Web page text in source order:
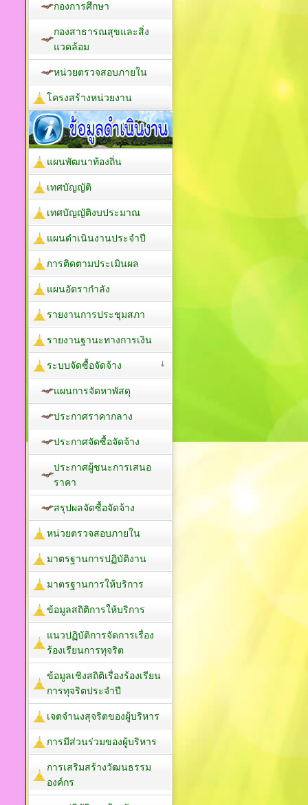
กองการศึกษา
กองสาธารณสุขและสิ่ง
แวดล้อม
หน่วยตรวจสอบภายใน
โครงสร้างหน่วยงาน
แผนพัฒนาท้องถิ่น
เทศบัญญัติ
เทศบัญญัติงบประมาณ
แผนดำเนินงานประจำปี
การติดตามประเมินผล
แผนอัตรากำลัง
รายงานการประชุมสภา
รายงานฐานะทางการเงิน
ระบบจัดซื้อจัดจ้าง
แผนการจัดหาพัสดุ
ประกาศราคากลาง
ประกาศจัดซื้อจัดจ้าง
ประกาศผู้ชนะการเสนอ
ราคา
สรุปผลจัดซื้อจัดจ้าง
หน่วยตรวจสอบภายใน
มาตรฐานการปฏิบัติงาน
มาตรฐานการให้บริการ
ข้อมูลสถิติการให้บริการ
แนวปฏิบัติการจัดการเรื่อง
ร้องเรียนการทุจริต
ข้อมูลเชิงสถิติเรื่องร้องเรียน
การทุจริตประจำปี
เจตจำนงสุจริตของผู้บริหาร
การมีส่วนร่วมของผู้บริหาร
การเสริมสร้างวัฒนธรรม
องค์กร